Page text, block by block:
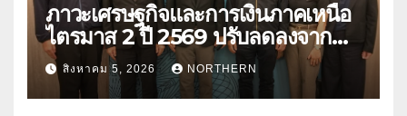
ภาวะเศรษฐกิจและการเงินภาคเหนือ
ไตรมาส 2 ปี 2569 ปรับลดลงจาก
ราคาพลังงาน ค่าครองชีพ
สิงหาคม 5, 2026 NORTHERN